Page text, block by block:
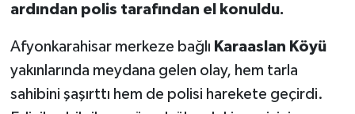
ardından polis tarafından el konuldu.
Afyonkarahisar merkeze bağlı Karaaslan Köyü
yakınlarında meydana gelen olay, hem tarla
sahibini şaşırttı hem de polisi harekete geçirdi.